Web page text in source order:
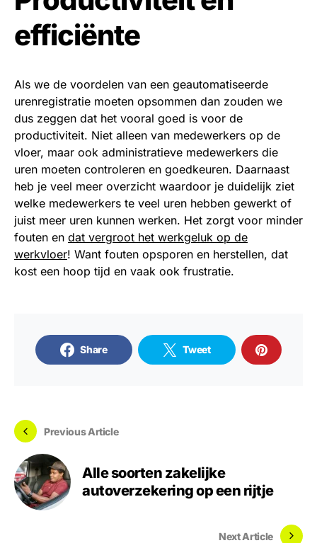
efficiënte
Als we de voordelen van een geautomatiseerde
urenregistratie moeten opsommen dan zouden we
dus zeggen dat het vooral goed is voor de
productiviteit. Niet alleen van medewerkers op de
vloer, maar ook administratieve medewerkers die
uren moeten controleren en goedkeuren. Daarnaast
heb je veel meer overzicht waardoor je duidelijk ziet
welke medewerkers te veel uren hebben gewerkt of
juist meer uren kunnen werken. Het zorgt voor minder
fouten en dat vergroot het werkgeluk op de
werkvloer! Want fouten opsporen en herstellen, dat
kost een hoop tijd en vaak ook frustratie.
Share Tweet
Previous Article
Alle soorten zakelijke
autoverzekering op een rijtje
Next Article